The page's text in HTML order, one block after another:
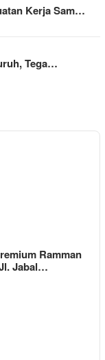
Kerja Sam…
Tega…
Ramman
Jabal…